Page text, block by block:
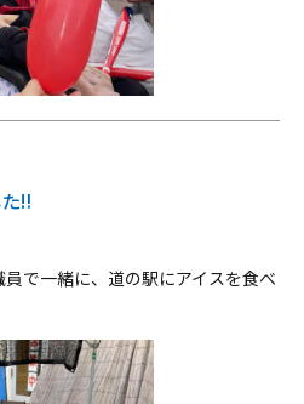
‼
で一緒に、道の駅にアイスを食べ